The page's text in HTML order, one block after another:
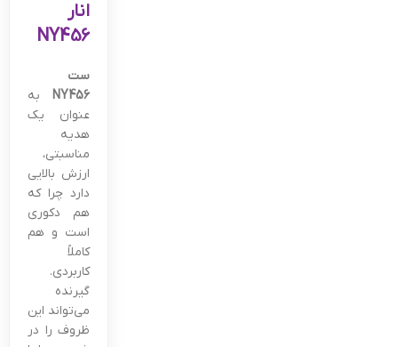
انار
NY456
ست
NY456به
عنوان یک
هدیه
مناسبتی،
ارزش بالایی
دارد چرا که
هم دکوری
است و هم
کاملاً
کاربردی.
گیرنده
می‌تواند این
ظروف را در